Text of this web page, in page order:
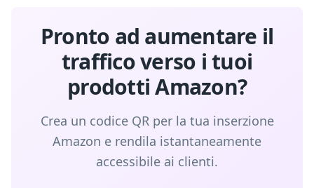
Pronto ad aumentare il
traffico verso i tuoi
prodotti Amazon?
Crea un codice QR per la tua inserzione
Amazon e rendila istantaneamente
accessibile ai clienti.